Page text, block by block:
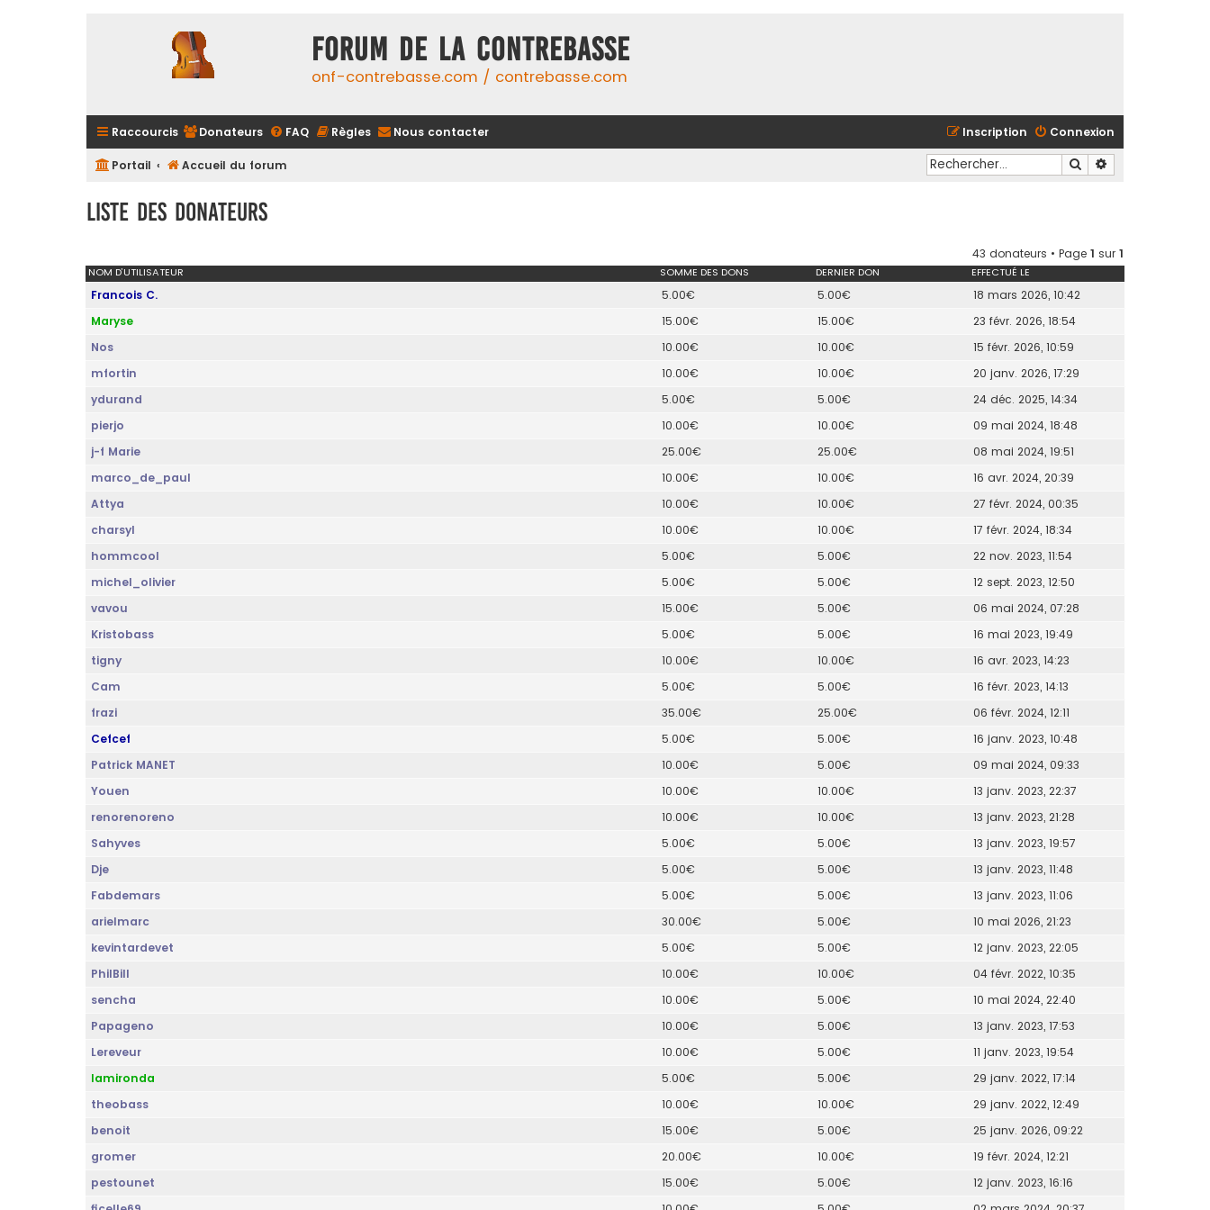
FORUM DE LA CONTREBASSE
onf-contrebasse.com / contrebasse.com
Raccourcis Donateurs FAQ Règles Nous contacter Connexion
Inscription
Portail Accueil du forum Rechercher
Liste des donateurs
43 donateurs • Page 1 sur 1
NOM D’UTILISATEUR SOMME DES DONS DERNIER DON EFFECTUÉ LE
Francois C. 5.00€ 5.00€
18 mars 2026, 10:42
Maryse
15.00€ 15.00€
23 févr. 2026, 18:54
Nos
10.00€ 10.00€
15 févr. 2026, 10:59
mfortin
10.00€ 10.00€
20 janv. 2026, 17:29
ydurand
5.00€ 5.00€
24 déc. 2025, 14:34
pierjo
10.00€ 10.00€
09 mai 2024, 18:48
j-f Marie
25.00€ 25.00€
08 mai 2024, 19:51
marco_de_paul
10.00€ 10.00€
16 avr. 2024, 20:39
Attya
10.00€ 10.00€
27 févr. 2024, 00:35
charsyl
10.00€ 10.00€
17 févr. 2024, 18:34
hommcool
5.00€ 5.00€
22 nov. 2023, 11:54
michel_olivier
5.00€ 5.00€
12 sept. 2023, 12:50
vavou
15.00€ 5.00€
06 mai 2024, 07:28
Kristobass
5.00€ 5.00€
16 mai 2023, 19:49
tigny
10.00€ 10.00€
16 avr. 2023, 14:23
Cam
5.00€ 5.00€
16 févr. 2023, 14:13
frazi
35.00€ 25.00€
06 févr. 2024, 12:11
Cefcef
5.00€ 5.00€
16 janv. 2023, 10:48
Patrick MANET
10.00€ 5.00€
09 mai 2024, 09:33
Youen
10.00€ 10.00€
13 janv. 2023, 22:37
renorenoreno
10.00€ 10.00€
13 janv. 2023, 21:28
Sahyves
5.00€ 5.00€
13 janv. 2023, 19:57
Dje
5.00€ 5.00€
13 janv. 2023, 11:48
Fabdemars
5.00€ 5.00€
13 janv. 2023, 11:06
arielmarc
30.00€ 5.00€
10 mai 2026, 21:23
kevintardevet
5.00€ 5.00€
12 janv. 2023, 22:05
PhilBill
10.00€ 10.00€
04 févr. 2022, 10:35
sencha
10.00€ 5.00€
10 mai 2024, 22:40
Papageno
10.00€ 5.00€
13 janv. 2023, 17:53
Lereveur
10.00€ 5.00€
11 janv. 2023, 19:54
lamironda
5.00€ 5.00€
29 janv. 2022, 17:14
theobass
10.00€ 10.00€
29 janv. 2022, 12:49
benoit
15.00€ 5.00€
25 janv. 2026, 09:22
gromer
20.00€ 10.00€
19 févr. 2024, 12:21
pestounet
15.00€ 5.00€
12 janv. 2023, 16:16